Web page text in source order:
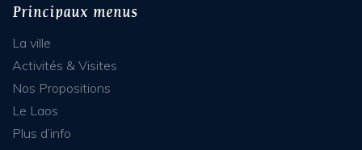
Principaux menus
La ville
Activités & Visites
Nos Propositions
Le Laos
Plus d’info